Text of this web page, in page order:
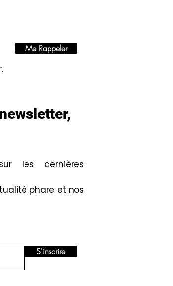
Me Rappeler
les dernières
phare et nos
S'inscrire